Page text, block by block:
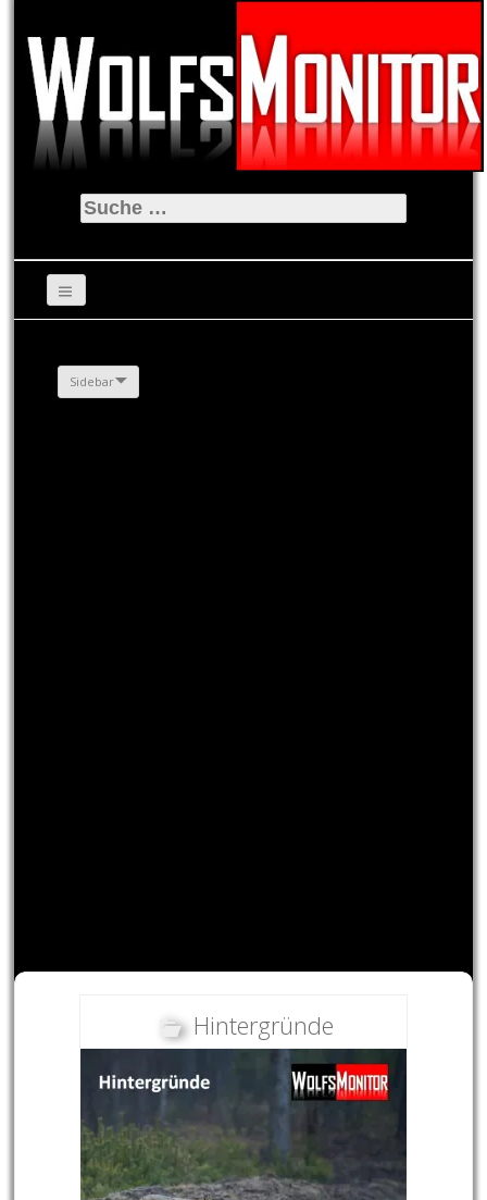
Suche
nach:
Sidebar
Hintergründe